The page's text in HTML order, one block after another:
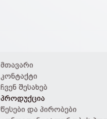
მთავარი
კონტაქტი
ჩვენ შესახებ
პროდუქცია
წესები და პირობები